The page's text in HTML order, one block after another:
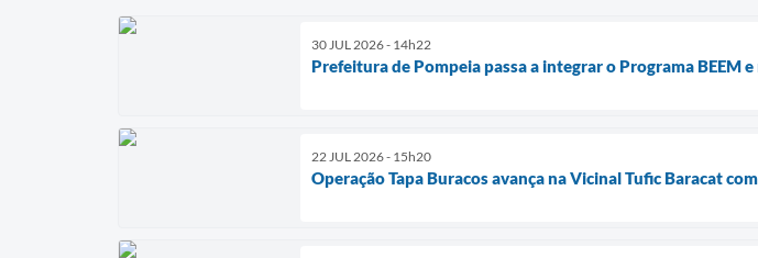
30 JUL 2026 - 14h22
Prefeitura de Pompeia passa a integrar o Programa BEEM
22 JUL 2026 - 15h20
Operação Tapa Buracos avança na Vicinal Tufic Baracat